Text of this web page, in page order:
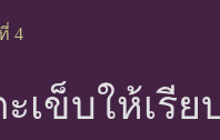
4
เข็บให้เรี